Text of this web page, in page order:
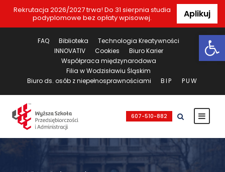
Rekrutacja 2026/2027 trwa! Do 31 sierpnia studia
podyplomowe bez opłaty wpisowej.
Aplikuj
FAQ Biblioteka
Technologia Kreatywności
INNOVATIV
Cookies
Biuro Karier
Współpraca międzynarodowa
Filia w Wodzisławiu Śląskim
Biuro ds. osób z niepełnosprawnościami
BIP PUW
607-510-882